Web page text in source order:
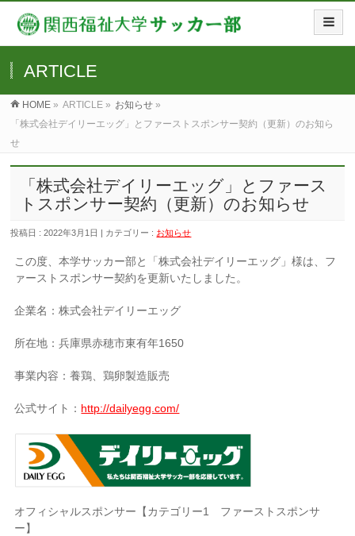
ARTICLE
HOME » ARTICLE » お知らせ »
「株式会社デイリーエッグ」とファーストスポンサー契約（更新）のお知ら
せ
「株式会社デイリーエッグ」とファース
トスポンサー契約（更新）のお知らせ
投稿日 : 2022年3月1日 | カテゴリー : お知らせ
この度、本学サッカー部と「株式会社デイリーエッグ」様は、フ
ァーストスポンサー契約を更新いたしました。
企業名：株式会社デイリーエッグ
所在地：兵庫県赤穂市東有年1650
事業内容：養鶏、鶏卵製造販売
公式サイト： http://dailyegg.com/
オフィシャルスポンサー【カテゴリー1 ファーストスポンサ
ー】